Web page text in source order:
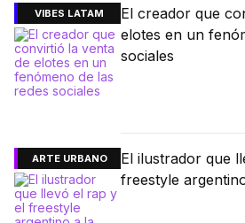
VIBES LATAM
El creador que
elotes en un
sociales
ARTE URBANO
El ilustrador que
freestyle